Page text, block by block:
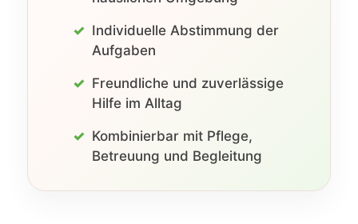
Individuelle Abstimmung der
Aufgaben
Freundliche und zuverlässige
Hilfe im Alltag
Kombinierbar mit Pflege,
Betreuung und Begleitung